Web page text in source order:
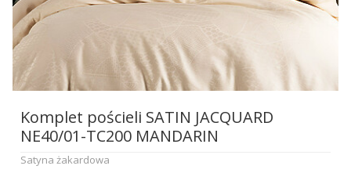
Komplet pościeli SATIN JACQUARD
NE40/01-TC200 MANDARIN
Satyna żakardowa